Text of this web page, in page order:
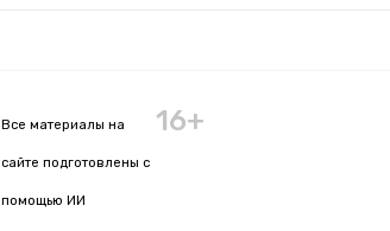
Все материалы на
сайте подготовлены с
помощью ИИ
16+